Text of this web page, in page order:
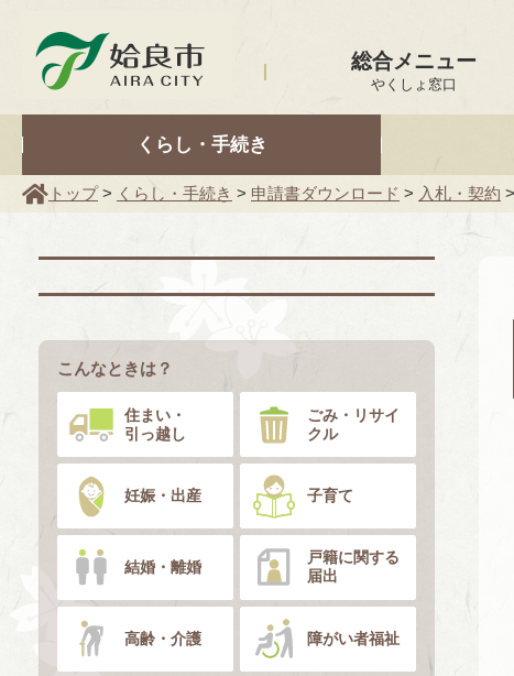
総合メニュー
やくしょ窓口
くらし・手続き
トップ> くらし・手続き > 申請書ダウンロード > 入札・契約
こんなときは？
住まい・
引っ越し
ごみ・リサイ
クル
妊娠・出産 子育て
結婚・離婚
戸籍に関する
届出
高齢・介護 障がい者福祉